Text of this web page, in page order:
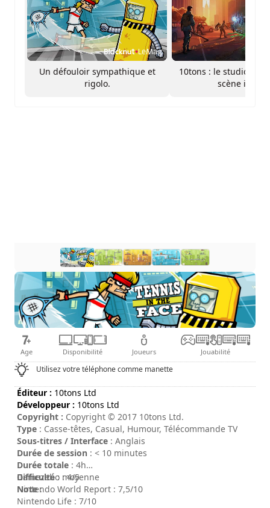
Un défouloir sympathique et
rigolo.
10tons : le studio qui
scène indé !
Age Disponibilité Joueurs Jouabilité
Utilisez votre téléphone comme manette
Éditeur : 10tons Ltd
Développeur : 10tons Ltd
Copyright : Copyright © 2017 10tons Ltd.
Type : Casse-têtes, Casual, Humour, Télécommande TV
Sous-titres / Interface : Anglais
Durée de session : < 10 minutes
Durée totale : 4h
Difficulté: moyenne
Note:
Gamezebo : 4/5
Nintendo World Report : 7,5/10
Nintendo Life : 7/10